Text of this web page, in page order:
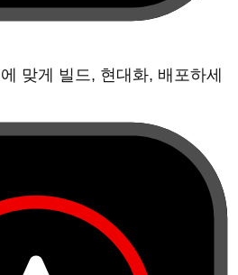
맞게 빌드, 현대화, 배포하세